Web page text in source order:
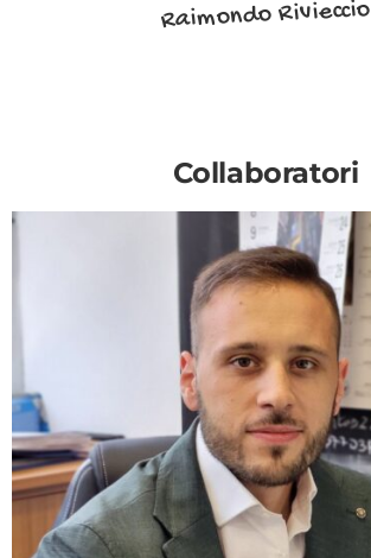
Raimondo Rivieccio
Collaboratori